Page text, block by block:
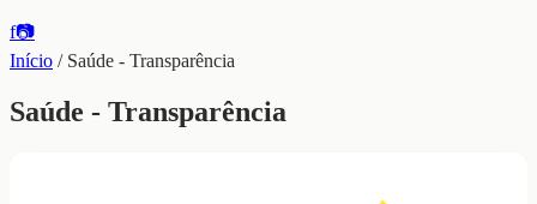
f📷
Início / Saúde - Transparência
Saúde - Transparência